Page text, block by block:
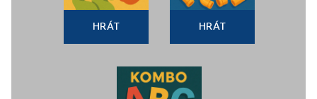
HRÁT HRÁT